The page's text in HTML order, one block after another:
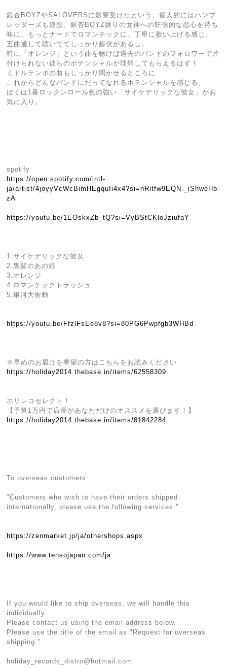
銀杏BOYZやSALOVERSに影響受けたという、個人的にはハンブ
レッダーズも連想。銀杏BOYZ譲りの女神への狂信的な恋心を持ち
味に、もっとナードでロマンチックに、丁寧に歌い上げる感じ。
五曲通して聴いててしっかり起伏があるし、
特に「オレンジ」という曲を聴けば過去のバンドのフォロワーで片
付けられない彼らのポテンシャルが理解してもらえるはず！
ミドルテンポの曲もしっかり聞かせるところに
これからどんなバンドにだってなれるポテンシャルを感じる。
ぼくは1番ロックンロール色の強い「サイケデリックな彼女」がお
気に入り。
spotify
https://open.spotify.com/intl-
ja/artist/4joyyVcWcBimHEgquIi4x4?si=nRitfw9EQN-_iShweHb-
zA
https://youtu.be/1EOskxZb_tQ?si=VyBStCKloJziufaY
1.サイケデリックな彼女
2.黒髪のあの娘
3.オレンジ
4.ロマンチックトラッシュ
5.銀河大衝動
https://youtu.be/FfzlFsEe8v8?si=80PG6Pwpfgb3WHBd
※早めのお届けを希望の方はこちらをお読みください
https://holiday2014.thebase.in/items/62558309
ホリレコセレクト！
【予算1万円で店長があなただけのオススメを選びます！】
https://holiday2014.thebase.in/items/81842284
To overseas customers
"Customers who wish to have their orders shipped
internationally, please use the following services."
https://zenmarket.jp/ja/othershops.aspx
https://www.tensojapan.com/ja
If you would like to ship overseas, we will handle this
individually.
Please contact us using the email address below.
Please use the title of the email as "Request for overseas
shipping."
holiday_records_distro@hotmail.com